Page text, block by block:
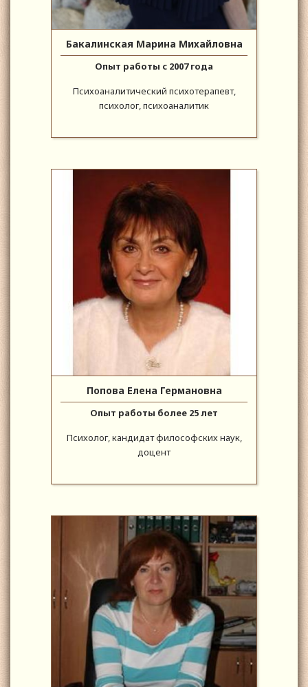
Бакалинская Марина Михайловна
Опыт работы с 2007 года
Психоаналитический психотерапевт,
психолог, психоаналитик
Попова Елена Германовна
Опыт работы более 25 лет
Психолог, кандидат философских наук,
доцент